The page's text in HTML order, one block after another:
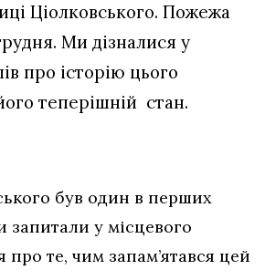
Ціолковського. Пожежа
Ми дізналися у
про історію цього
теперішній стан.
був один в перших
запитали у місцевого
про те, чим запам’ятався цей